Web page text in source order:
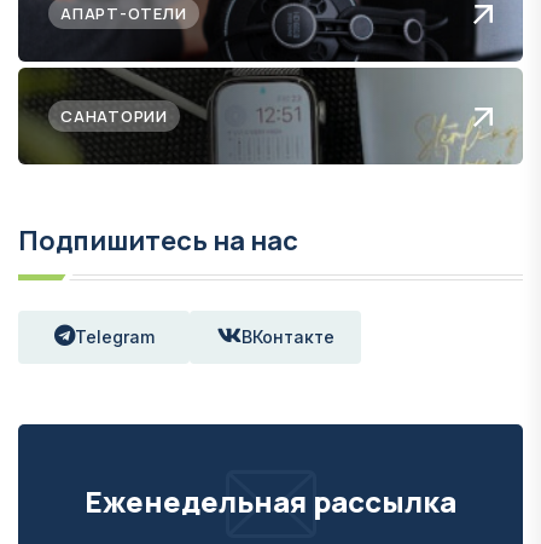
АПАРТ-ОТЕЛИ
САНАТОРИИ
Подпишитесь на нас
Telegram ВКонтакте
Еженедельная рассылка